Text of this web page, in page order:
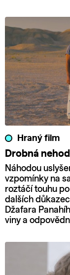
Hraný film
Drobná
Náhodou
vzpomínky na
roztáčí touhu
dalších
Džafara
viny a